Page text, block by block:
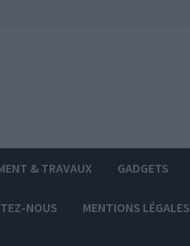
& TRAVAUX GADGETS
NOUS MENTIONS LÉGALES